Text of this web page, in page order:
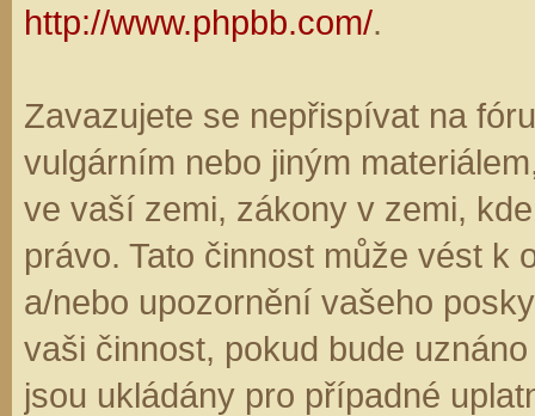
http://www.phpbb.com/.
Zavazujete se nepřispívat na
vulgárním nebo jiným
ve vaší zemi, zákony v zemi,
právo. Tato činnost může vést k
a/nebo upozornění vašeho
vaši činnost, pokud bude
jsou ukládány pro případné